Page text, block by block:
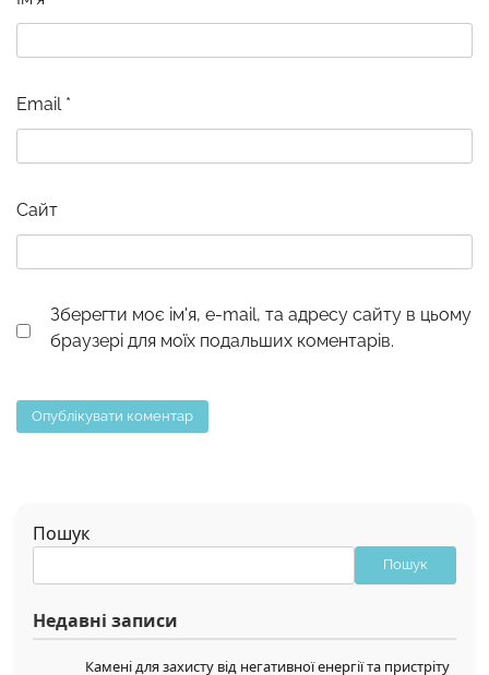
Email *
Сайт
Зберегти моє ім'я, e-mail, та адресу сайту в цьому
браузері для моїх подальших коментарів.
Пошук
Пошук
Недавні записи
Камені для захисту від негативної енергії та пристріту